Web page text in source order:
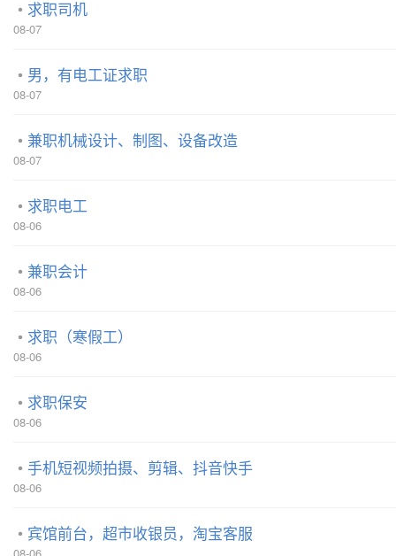
求职司机
08-07
男，有电工证求职
08-07
兼职机械设计、制图、设备改造
08-07
求职电工
08-06
兼职会计
08-06
求职（寒假工）
08-06
求职保安
08-06
手机短视频拍摄、剪辑、抖音快手
08-06
宾馆前台，超市收银员，淘宝客服